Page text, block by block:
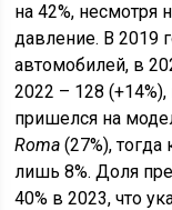
на 42%, несмотря
давление. В 2019
автомобилей, в
2022 – 128
пришелся на
Roma (27%),
лишь 8%. Доля
40% в 2023, что